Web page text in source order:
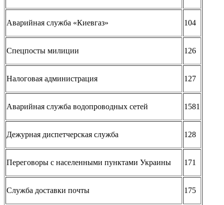
Аварийная служба «Киевгаз» 104
Спецпосты милиции 126
Налоговая администрация 127
Аварийная служба водопроводных сетей 1581
Дежурная диспетчерская служба 128
Переговоры с населенными пунктами Украины 171
Служба доставки почты 175